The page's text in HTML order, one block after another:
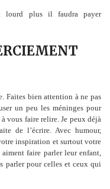
lourd plus il faudra payer
Faites bien attention à ne pas
un peu les méninges pour
vous faire relire. Je peux déjà
de l’écrire. Avec humour,
inspiration et surtout votre
faire parler leur enfant,
parler pour celles et ceux qui